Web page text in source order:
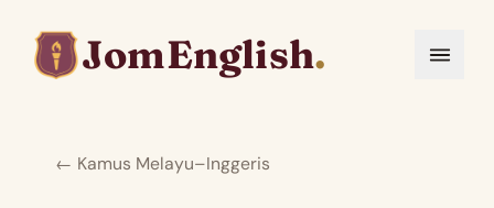
JomEnglish.
← Kamus Melayu–Inggeris